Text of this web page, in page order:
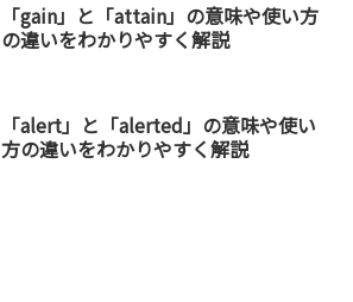
「gain」と「attain」の意味や使い方
の違いをわかりやすく解説
「alert」と「alerted」の意味や使い
方の違いをわかりやすく解説